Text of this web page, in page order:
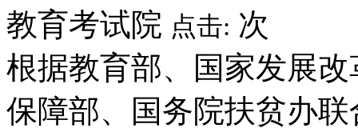
教育考试院 点击: 次
根据教育部、国家发展
保障部、国务院扶贫办